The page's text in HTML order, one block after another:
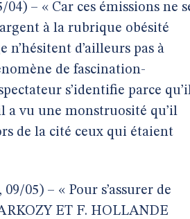
04) – « Car ces émissions ne
à la rubrique obésité
d’ailleurs pas à
de fascination-
s’identifie parce
a vu une monstruosité qu’il
de la cité ceux qui étaient
05) – « Pour s’assurer de
ET F. HOLLANDE